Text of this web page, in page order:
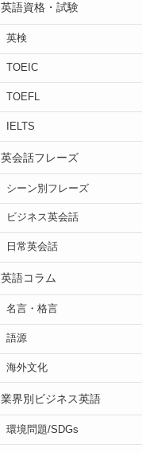
英語資格・試験
英検
TOEIC
TOEFL
IELTS
英会話フレーズ
シーン別フレーズ
ビジネス英会話
日常英会話
英語コラム
名言・格言
語源
海外文化
業界別ビジネス英語
環境問題/SDGs